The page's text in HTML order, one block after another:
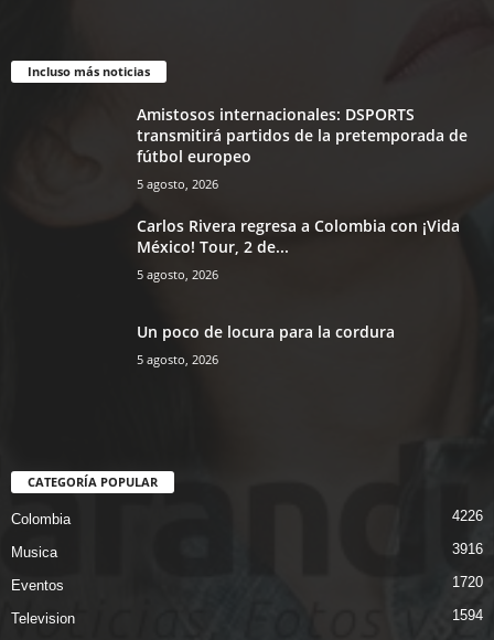
Incluso más noticias
Amistosos internacionales: DSPORTS
transmitirá partidos de la pretemporada de
fútbol europeo
5 agosto, 2026
Carlos Rivera regresa a Colombia con ¡Vida
México! Tour, 2 de...
5 agosto, 2026
Un poco de locura para la cordura
5 agosto, 2026
CATEGORÍA POPULAR
Colombia 4226
Musica 3916
Eventos 1720
Television 1594